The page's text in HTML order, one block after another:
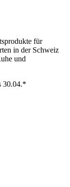
für
in der Schweiz
und
30.04.*